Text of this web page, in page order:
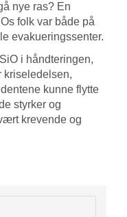
nye ras? En
folk var både på
evakueringssenter.
i håndteringen,
kriseledelsen,
kunne flytte
styrker og
krevende og